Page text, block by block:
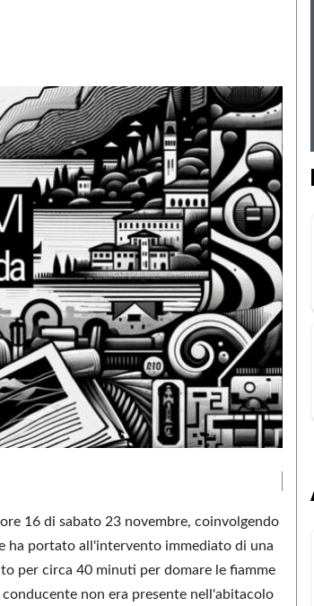
16 di sabato 23 novembre, coinvolgendo
ha portato all'intervento immediato di una
per circa 40 minuti per domare le fiamme
non era presente nell'abitacolo